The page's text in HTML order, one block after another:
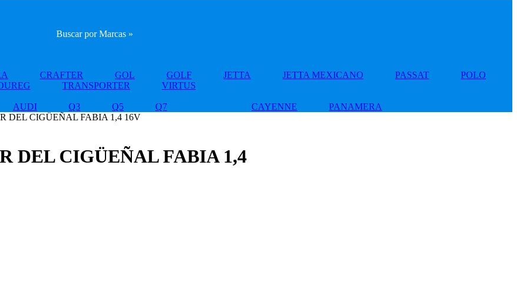
Buscar por Marcas »
CRAFTER GOL GOLF JETTA JETTA MEXICANO PASSAT
POLO
TRANSPORTER VIRTUS
AUDI Q3 Q5 Q7 CAYENNE
PANAMERA
DEL CIGÜEÑAL FABIA 1,4 16V
DEL CIGÜEÑAL FABIA 1,4